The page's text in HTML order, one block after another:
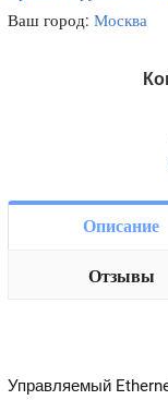
Ваш город:Москва
Описание
Отзывы
Управляемый